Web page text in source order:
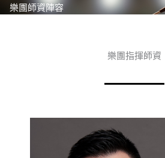
樂團師資陣容
樂團指揮師資